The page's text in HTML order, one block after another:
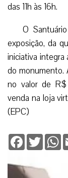
das 11h às 16h.
O
exposição, da
iniciativa integra
do monumento.
no valor de R$
venda na loja
(EPC)
Facebook
Twitter